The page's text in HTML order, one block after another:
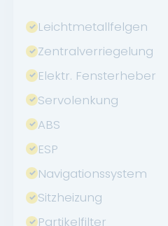
Leichtmetallfelgen
Zentralverriegelung
Elektr. Fensterheber
Servolenkung
ABS
ESP
Navigationssystem
Sitzheizung
Partikelfilter